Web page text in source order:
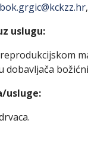
uslugu:
dobavljača
usluge:
.